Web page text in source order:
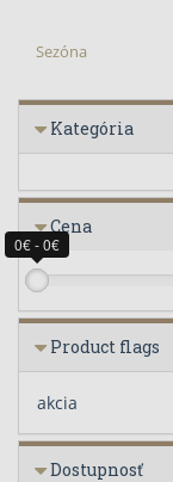
Sezóna
Kategória
Cena
0€ - 0€
Product flags
akcia
Dostupnosť